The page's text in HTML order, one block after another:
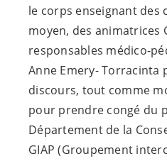
le corps enseignant des
moyen, des animatrices
responsables médico-
Anne Emery- Torracinta
discours, tout comme
pour prendre congé du
Département de la
GIAP (Groupement